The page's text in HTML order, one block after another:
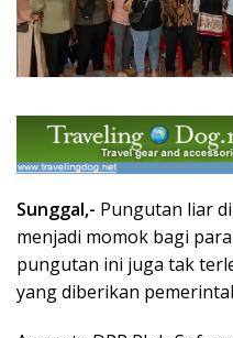
Sunggal,- Pungutan liar
menjadi momok bagi
pungutan ini juga tak
yang diberikan